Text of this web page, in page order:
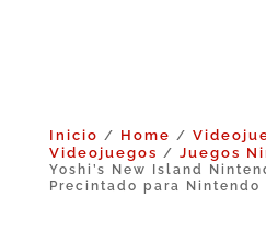
Inicio / Home /
Videojuegos / Juegos
Yoshi’s New Island
Precintado para Nintendo